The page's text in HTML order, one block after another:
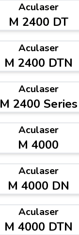
Aculaser
M 2400 DT
Aculaser
M 2400 DTN
Aculaser
M 2400 Series
Aculaser
M 4000
Aculaser
M 4000 DN
Aculaser
M 4000 DTN